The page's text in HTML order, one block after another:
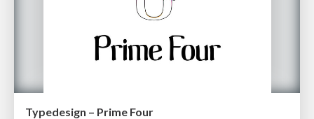
Typedesign – Prime Four